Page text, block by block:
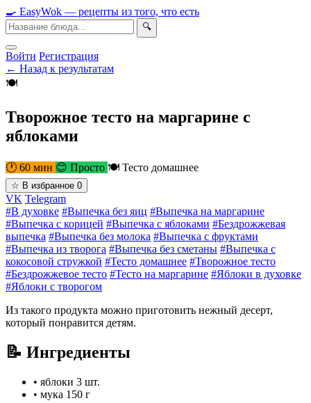
🍳 EasyWok — рецепты из того, что есть
🔍
Войти Регистрация
← Назад к результатам
🍽
Творожное тесто на маргарине с
яблоками
🕐 60 мин 😊 Просто 🍽 Тесто домашнее
☆ В избранное 0
VK Telegram
#В духовке #Выпечка без яиц #Выпечка на маргарине
#Выпечка с корицей #Выпечка с яблоками #Бездрожжевая
выпечка #Выпечка без молока #Выпечка с фруктами
#Выпечка из творога #Выпечка без сметаны #Выпечка с
кокосовой стружкой #Тесто домашнее #Творожное тесто
#Бездрожжевое тесто #Тесто на маргарине #Яблоки в духовке
#Яблоки с творогом
Из такого продукта можно приготовить нежный десерт,
который понравится детям.
📝 Ингредиенты
• яблоки 3 шт.
• мука 150 г